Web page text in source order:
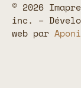
© 2026
inc. –
web par